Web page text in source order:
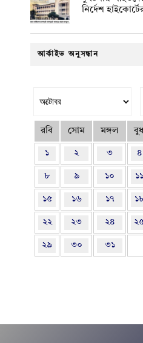
নির্দেশ
আর্কাইভ অনুসন্ধান
রবি সোম মঙ্গল বুধ
১ ২ ৩ ৪
৮ ৯ ১০ ১১
১৫ ১৬ ১৭
২২ ২৩ ২৪
২৯ ৩০ ৩১